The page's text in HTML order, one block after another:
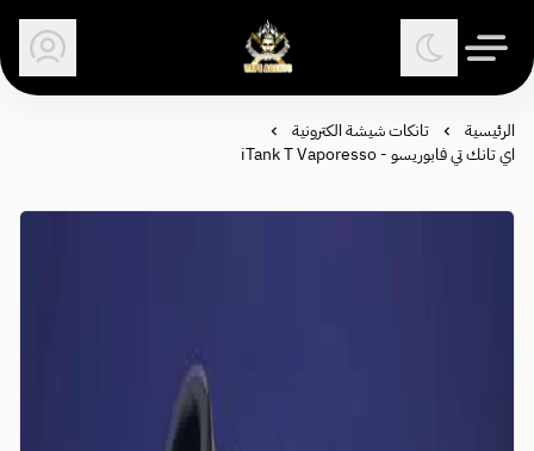
وكلاء الفيب - معتمد في
الرئيسية
تانكات شيشة الكترونية
اي تانك تي فابوريسو - iTank T Vaporesso